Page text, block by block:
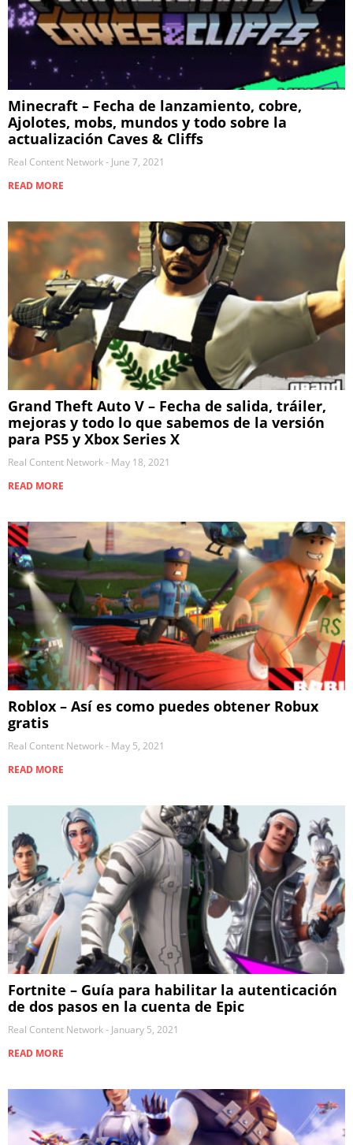
Minecraft – Fecha de lanzamiento, cobre,
Ajolotes, mobs, mundos y todo sobre la
actualización Caves & Cliffs
Real Content Network
June 7, 2021
READ MORE
Grand Theft Auto V – Fecha de salida, tráiler,
mejoras y todo lo que sabemos de la versión
para PS5 y Xbox Series X
Real Content Network
May 18, 2021
READ MORE
Roblox – Así es como puedes obtener Robux
gratis
Real Content Network
May 5, 2021
READ MORE
Fortnite – Guía para habilitar la autenticación
de dos pasos en la cuenta de Epic
Real Content Network
January 5, 2021
READ MORE